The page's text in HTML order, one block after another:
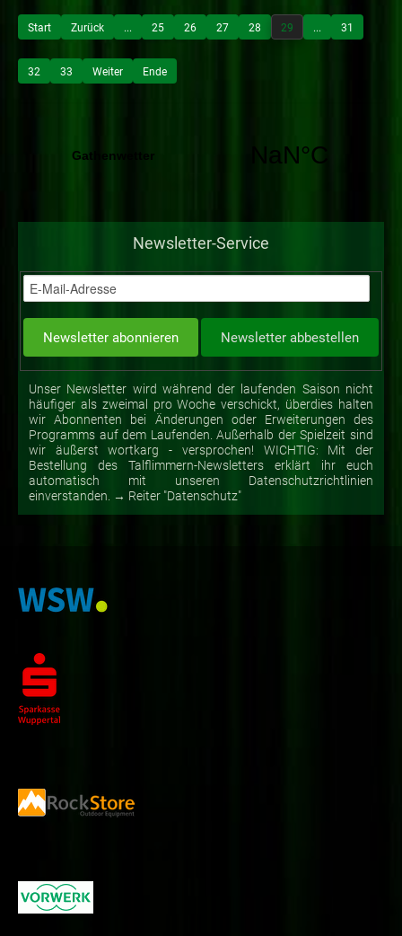
Start Zurück ... 25 26 27 28 29 ... 31
32 33 Weiter Ende
Newsletter-Service
Unser Newsletter wird während der laufenden Saison nicht
häufiger als zweimal pro Woche verschickt, überdies halten
wir Abonnenten bei Änderungen oder Erweiterungen des
Programms auf dem Laufenden. Außerhalb der Spielzeit sind
wir äußerst wortkarg - versprochen! WICHTIG: Mit der
Bestellung des Talflimmern-Newsletters erklärt ihr euch
automatisch mit unseren Datenschutzrichtlinien
einverstanden. → Reiter "Datenschutz"